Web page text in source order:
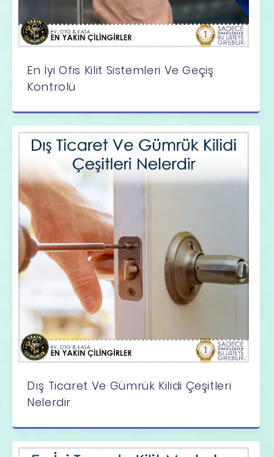
En İyi Ofis Kilit Sistemleri Ve Geçiş
Kontrolü
Dış Ticaret Ve Gümrük Kilidi Çeşitleri
Nelerdir